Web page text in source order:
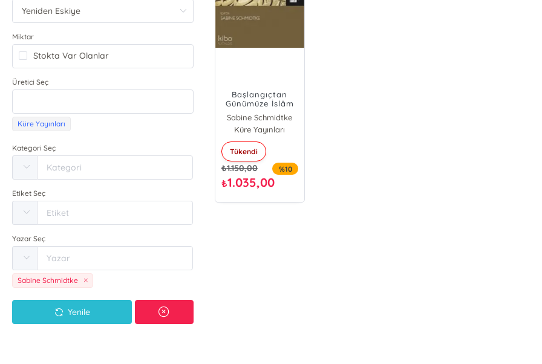
Miktar
Stokta Var Olanlar
Üretici Seç
Küre Yayınları
Kategori Seç
Etiket Seç
Yazar Seç
Sabine Schmidtke
Yenile
Başlangıçtan
Günümüze İslâm
Kelâmı
Sabine Schmidtke
Küre Yayınları
Tükendi
₺1.150,00
₺1.035,00
%10